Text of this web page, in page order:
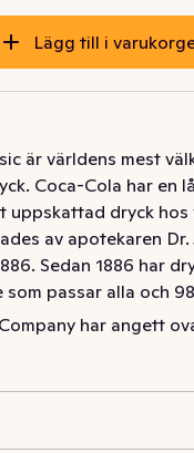
Lägg till i
är världens mest
Coca-Cola har en
uppskattad dryck
av apotekaren
Sedan 1886 har
som passar alla och
känner till
200 länder och i
• Original
• Inga
har angett